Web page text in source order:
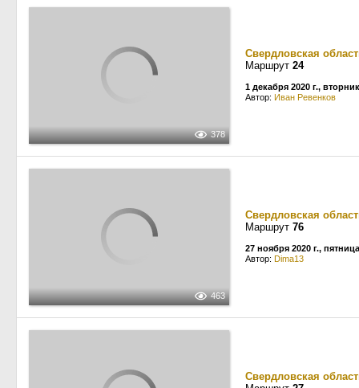
378
Свердловская
Маршрут 24
1 декабря 2020 г., вторник
Автор: Иван Ревенков
463
Свердловская
Маршрут 76
27 ноября 2020 г., пятница
Автор: Dima13
Свердловская